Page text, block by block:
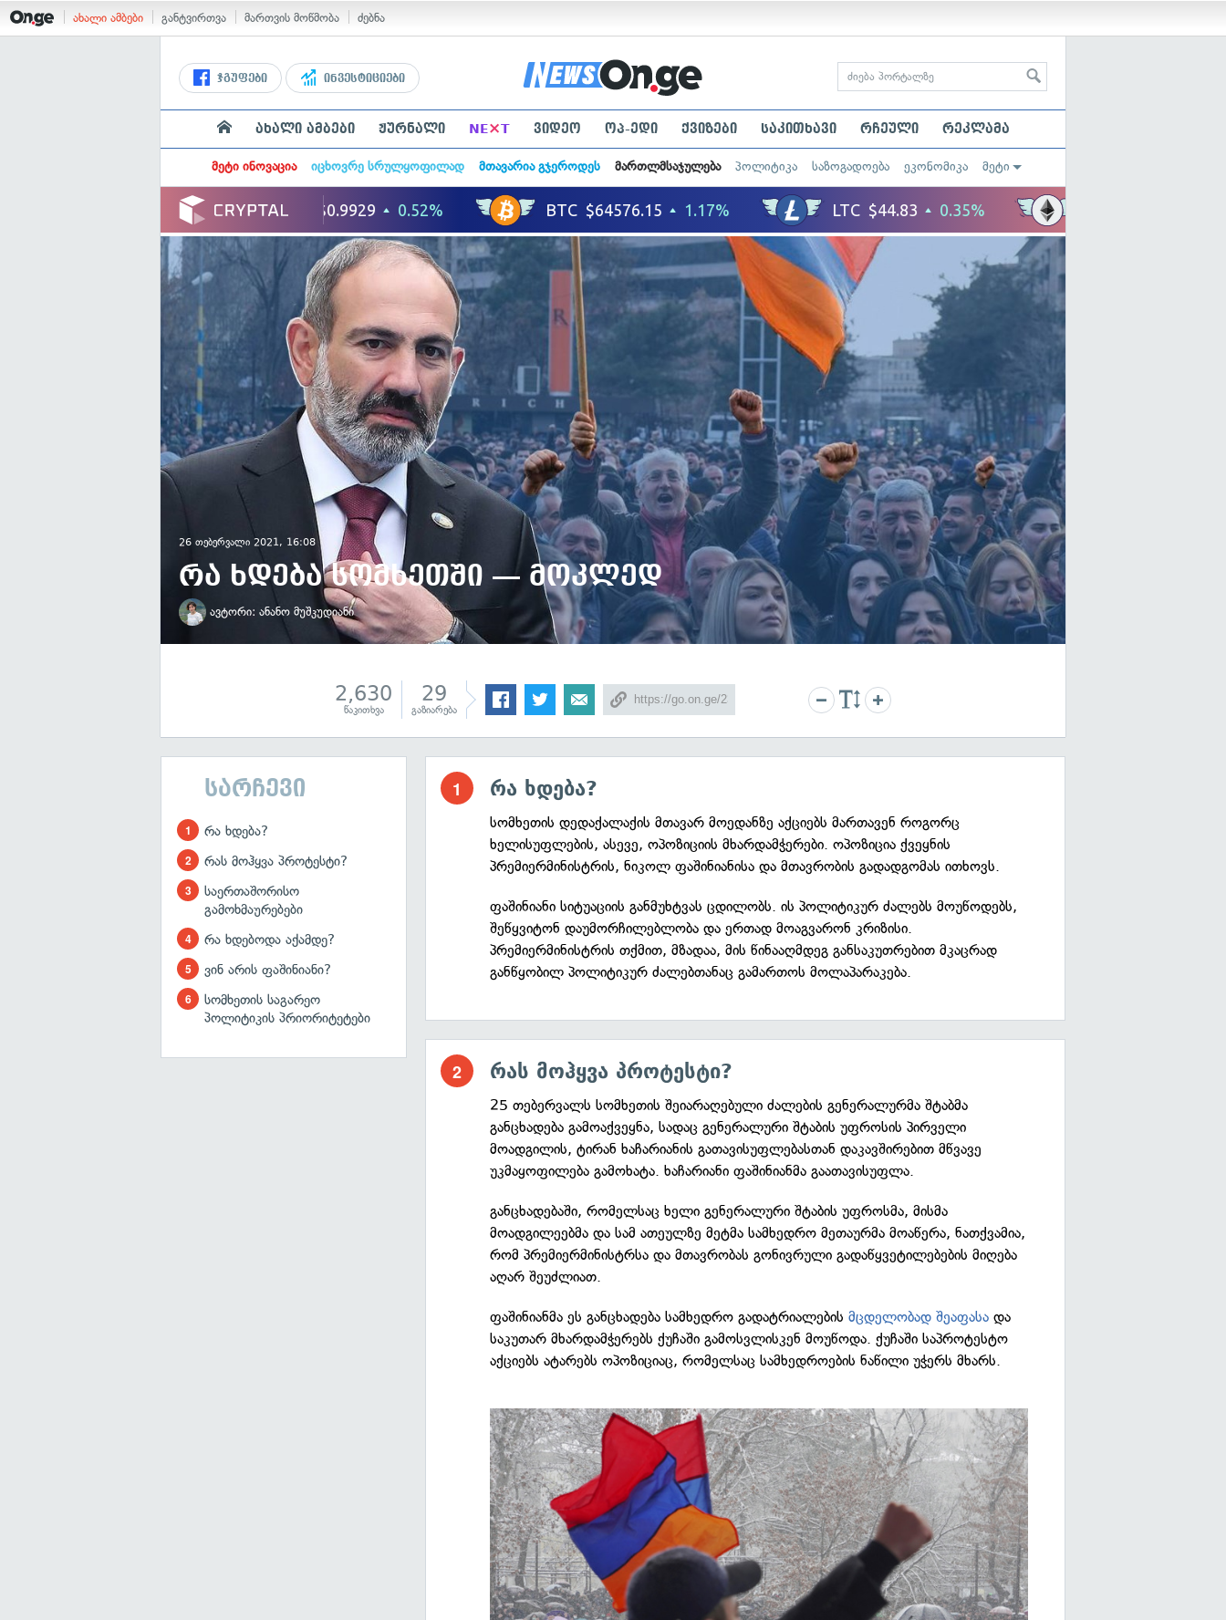
ახალი ამბები განტვირთვა მართვის მოწმობა ძებნა
ჯგუფები ინვესტიციები
ახალი ამბები ჟურნალი NE×T ვიდეო ოპ-ედი ქვიზები საკითხავი რჩეული რეკლამა
მეტი ინოვაცია იცხოვრე სრულყოფილად მთავარია გჯეროდეს მართლმსაჯულება პოლიტიკა საზოგადოება ეკონომიკა მეტი
26 თებერვალი 2021, 16:08
რა ხდება სომხეთში — მოკლედ
ავტორი: ანანო მუშკუდიანი
2,630
წაკითხვა
29
გაზიარება
სარჩევი
რა ხდება?
რას მოჰყვა პროტესტი?
საერთაშორისო
გამოხმაურებები
რა ხდებოდა აქამდე?
ვინ არის ფაშინიანი?
სომხეთის საგარეო
პოლიტიკის პრიორიტეტები
რა ხდება?
სომხეთის დედაქალაქის მთავარ მოედანზე აქციებს მართავენ როგორც
ხელისუფლების, ასევე, ოპოზიციის მხარდამჭერები. ოპოზიცია ქვეყნის
პრემიერმინისტრის, ნიკოლ ფაშინიანისა და მთავრობის გადადგომას ითხოვს.
ფაშინიანი სიტუაციის განმუხტვას ცდილობს. ის პოლიტიკურ ძალებს მოუწოდებს,
შეწყვიტონ დაუმორჩილებლობა და ერთად მოაგვარონ კრიზისი.
პრემიერმინისტრის თქმით, მზადაა, მის წინააღმდეგ განსაკუთრებით მკაცრად
განწყობილ პოლიტიკურ ძალებთანაც გამართოს მოლაპარაკება.
რას მოჰყვა პროტესტი?
25 თებერვალს სომხეთის შეიარაღებული ძალების გენერალურმა შტაბმა
განცხადება გამოაქვეყნა, სადაც გენერალური შტაბის უფროსის პირველი
მოადგილის, ტირან ხაჩარიანის გათავისუფლებასთან დაკავშირებით მწვავე
უკმაყოფილება გამოხატა. ხაჩარიანი ფაშინიანმა გაათავისუფლა.
განცხადებაში, რომელსაც ხელი გენერალური შტაბის უფროსმა, მისმა
მოადგილეებმა და სამ ათეულზე მეტმა სამხედრო მეთაურმა მოაწერა, ნათქვამია,
რომ პრემიერმინისტრსა და მთავრობას გონივრული გადაწყვეტილებების მიღება
აღარ შეუძლიათ.
ფაშინიანმა ეს განცხადება სამხედრო გადატრიალების მცდელობად შეაფასა და
საკუთარ მხარდამჭერებს ქუჩაში გამოსვლისკენ მოუწოდა. ქუჩაში საპროტესტო
აქციებს ატარებს ოპოზიციაც, რომელსაც სამხედროების ნაწილი უჭერს მხარს.